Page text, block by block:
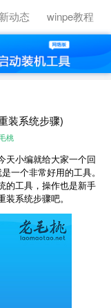
动态 winpe教程
装系统步骤)
桃
天小编就给大家一个回
一个非常好用的工具。
的工具，操作也是新手
系统步骤吧。